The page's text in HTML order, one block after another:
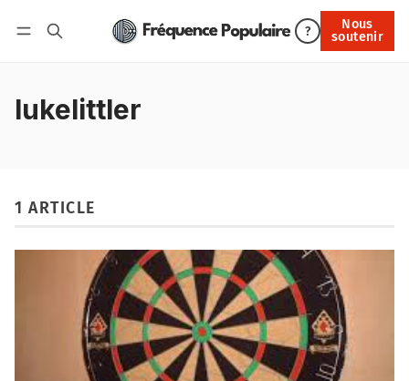
?
Nous
soutenir
Nous soutenir
lukelittler
1 ARTICLE